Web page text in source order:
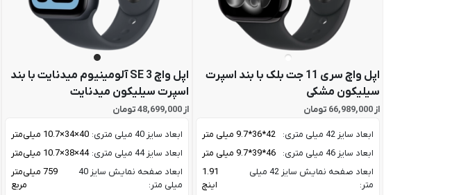
اپل واچ سری 11 جت بلک با بند اسپرت
سیلیکون مشکی
از 66,989,000 تومان
ابعاد سایز 42 میلی متری:
42*36*9.7 میلی متر
ابعاد سایز 46 میلی متری:
46*39*9.7 میلی متر
ابعاد صفحه نمایش سایز 42 میلی
متر:
1.91
اینچ
اپل واچ SE 3 آلومینیوم میدنایت با بند
اسپرت سیلیکون میدنایت
از 48,699,000 تومان
ابعاد سایز 40 میلی متری:
40×34×10.7 میلی‌متر
ابعاد سایز 44 میلی متری:
44×38×10.7 میلی‌متر
ابعاد صفحه نمایش سایز 40
میلی متر:
759 میلی‌متر
مربع